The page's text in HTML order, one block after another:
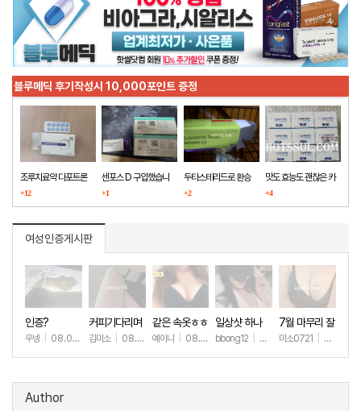
블루메딕 후기작성시 10,000포인트 증정
조루치료약 다포트론
구매했습니다
+12
센포스 D 구입했습니
다
+1
두타스테리드로 환승
+2
맛도 효능도 괜찮은 카
마그라
+4
여성인증게시판
인증?
우넹 08.09 +12
커피기다리며
(안야함)
김미소 08.08 +113
같은 속옷ㅎㅎ
예이니 08.04 +78
일상샷 하나
bbong12 07.31+90
7월 마무리 잘
하세요🫶
미소0721 07.31
Author